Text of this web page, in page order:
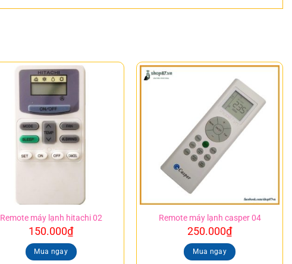
Remote máy lạnh hitachi 02
150.000₫
Mua ngay
Remote máy lạnh casper 04
250.000₫
Mua ngay